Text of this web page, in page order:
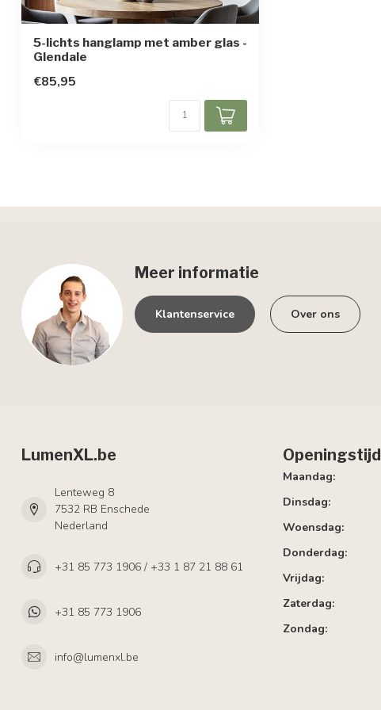
5-lichts hanglamp met amber glas -
Glendale
€85,95
Meer informatie
Klantenservice Over ons
LumenXL.be
Lenteweg 8
7532 RB Enschede
Nederland
+31 85 773 1906 / +33 1 87 21 88 61
+31 85 773 1906
info@lumenxl.be
Maandag:
Dinsdag:
Woensdag:
Donderdag:
Vrijdag:
Zaterdag:
Zondag: